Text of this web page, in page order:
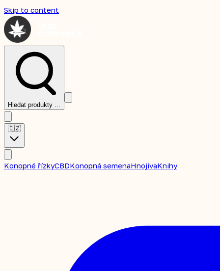
Skip to content
Hledat produkty ...
🇨🇿
Konopné řízkyCBDKonopná semenaHnojivaKnihy